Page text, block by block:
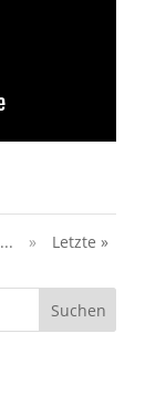
... » Letzte »